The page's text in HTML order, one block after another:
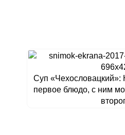
Суп «Чехословацкий»:
первое блюдо, с ним